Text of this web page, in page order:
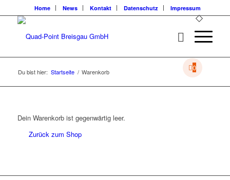
Home News Kontakt Datenschutz Impressum
0
Du bist hier: Startseite / Warenkorb
Dein Warenkorb ist gegenwärtig leer.
Zurück zum Shop